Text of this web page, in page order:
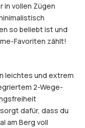
in vollen Zügen
so beliebt ist und
Favoriten zählt!
leichtes und extrem
2-Wege-
dafür, dass du
am Berg voll